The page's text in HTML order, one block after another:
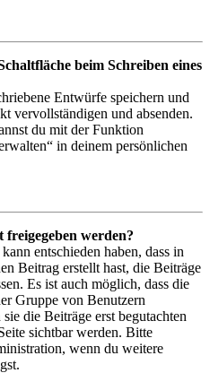
beim Schreiben eines
Entwürfe speichern und
vervollständigen und absenden.
du mit der Funktion
in deinem persönlichen
werden?
entschieden haben, dass in
Beitrag erstellt hast, die Beiträge
Es ist auch möglich, dass die
Gruppe von Benutzern
die Beiträge erst begutachten
sichtbar werden. Bitte
wenn du weitere